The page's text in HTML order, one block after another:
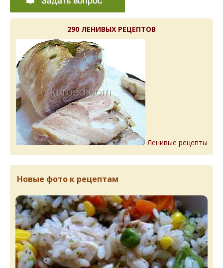
290 ЛЕНИВЫХ РЕЦЕПТОВ
Ленивые рецепты
Новые фото к рецептам